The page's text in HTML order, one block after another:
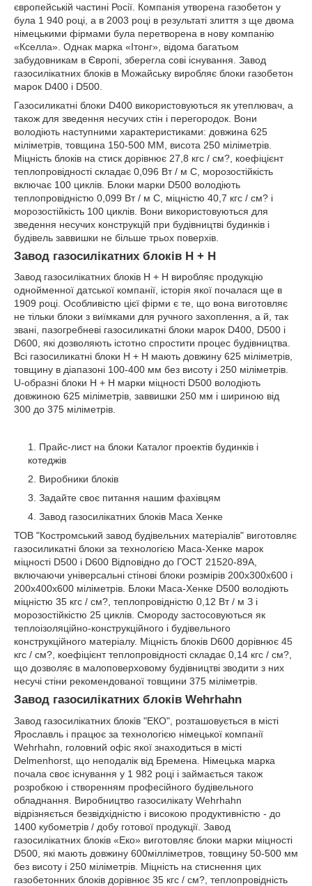
європейській частині Росії. Компанія утворена газобетон у
була 1 940 році, а в 2003 році в результаті злиття з ще двома
німецькими фірмами була перетворена в нову компанію
«Кселла». Однак марка «Ітонг», відома багатьом
забудовникам в Європі, зберегла сові існування. Завод
газосилікатних блоків в Можайську виробляє блоки газобетон
марок D400 і D500.
Газосиликатні блоки D400 використовуються як утеплювач, а
також для зведення несучих стін і перегородок. Вони
володіють наступними характеристиками: довжина 625
міліметрів, товщина 150-500 ММ, висота 250 міліметрів.
Міцність блоків на стиск дорівнює 27,8 кгс / см?, коефіцієнт
теплопровідності складає 0,096 Вт / м С, морозостійкість
включає 100 циклів. Блоки марки D500 володіють
теплопровідністю 0,099 Вт / м С, міцністю 40,7 кгс / см? і
морозостійкість 100 циклів. Вони використовуються для
зведення несучих конструкцій при будівництві будинків і
будівель заввишки не більше трьох поверхів.
Завод газосилікатних блоків H + H
Завод газосилікатних блоків H + H виробляє продукцію
однойменної датської компанії, історія якої почалася ще в
1909 році. Особливістю цієї фірми є те, що вона виготовляє
не тільки блоки з виїмками для ручного захоплення, а й, так
звані, пазогребневі газосиликатні блоки марок D400, D500 і
D600, які дозволяють істотно спростити процес будівництва.
Всі газосиликатні блоки Н + Н мають довжину 625 міліметрів,
товщину в діапазоні 100-400 мм без висоту і 250 міліметрів.
U-образні блоки Н + Н марки міцності D500 володіють
довжиною 625 міліметрів, заввишки 250 мм і шириною від
300 до 375 міліметрів.
Прайс-лист на блоки Каталог проектів будинків і
котеджів
Виробники блоків
Задайте своє питання нашим фахівцям
Завод газосилікатних блоків Маса Хенке
ТОВ "Костромський завод будівельних матеріалів" виготовляє
газосиликатні блоки за технологією Маса-Хенке марок
міцності D500 і D600 Відповідно до ГОСТ 21520-89A,
включаючи універсальні стінові блоки розмірів 200х300х600 і
200х400х600 міліметрів. Блоки Маса-Хенке D500 володіють
міцністю 35 кгс / см?, теплопровідністю 0,12 Вт / м З і
морозостійкістю 25 циклів. Смороду застосовуються як
теплоізоляційно-конструкційного і будівельного
конструкційного матеріалу. Міцність блоків D600 дорівнює 45
кгс / см?, коефіцієнт теплопровідності складає 0,14 кгс / см?,
що дозволяє в малоповерховому будівництві зводити з них
несучі стіни рекомендованої товщини 375 міліметрів.
Завод газосилікатних блоків Wehrhahn
Завод газосилікатних блоків "ЕКО", розташовується в місті
Ярославль і працює за технологією німецької компанії
Wehrhahn, головний офіс якої знаходиться в місті
Delmenhorst, що неподалік від Бремена. Німецька марка
почала своє існування у 1 982 році і займається також
розробкою і створенням професійного будівельного
обладнання. Виробництво газосилікату Wehrhahn
відрізняється безвідхідністю і високою продуктивністю - до
1400 кубометрів / добу готової продукції. Завод
газосилікатних блоків «Еко» виготовляє блоки марки міцності
D500, які мають довжину 600мілліметров, товщину 50-500 мм
без висоту і 250 міліметрів. Міцність на стиснення цих
газобетонних блоків дорівнює 35 кгс / см?, теплопровідність